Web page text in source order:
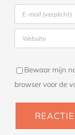
Bewaar mijn
browser voor de